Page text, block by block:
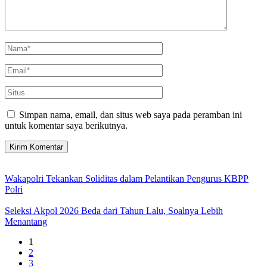
Simpan nama, email, dan situs web saya pada peramban ini
untuk komentar saya berikutnya.
Wakapolri Tekankan Soliditas dalam Pelantikan Pengurus KBPP
Polri
Seleksi Akpol 2026 Beda dari Tahun Lalu, Soalnya Lebih
Menantang
1
2
3